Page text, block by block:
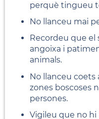
perquè tingueu
No llanceu mai
Recordeu que el
angoixa i
animals.
No llanceu coets
zones boscoses
persones.
Vigileu que no hi